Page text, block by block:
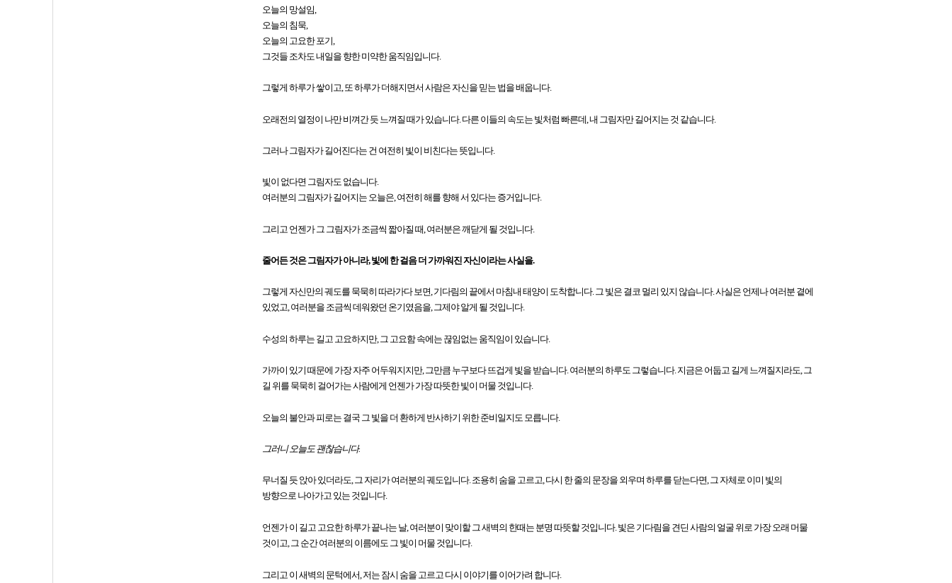
오늘의 망설임,
오늘의 침묵,
오늘의 고요한 포기,
그것들 조차도 내일을 향한 미약한 움직임입니다.
그렇게 하루가 쌓이고, 또 하루가 더해지면서 사람은 자신을 믿는 법을 배웁니다.
오래전의 열정이 나만 비껴간 듯 느껴질 때가 있습니다. 다른 이들의 속도는 빛처럼 빠른데, 내 그림자만 길어지는 것 같습니다.
그러나 그림자가 길어진다는 건 여전히 빛이 비친다는 뜻입니다.
빛이 없다면 그림자도 없습니다.
여러분의 그림자가 길어지는 오늘은, 여전히 해를 향해 서 있다는 증거입니다.
그리고 언젠가 그 그림자가 조금씩 짧아질 때, 여러분은 깨닫게 될 것입니다.
줄어든 것은 그림자가 아니라, 빛에 한 걸음 더 가까워진 자신이라는 사실을.
그렇게 자신만의 궤도를 묵묵히 따라가다 보면, 기다림의 끝에서 마침내 태양이 도착합니다. 그 빛은 결코 멀리 있지 않습니다. 사실은 언제나 여러분 곁에
있었고, 여러분을 조금씩 데워왔던 온기였음을, 그제야 알게 될 것입니다.
수성의 하루는 길고 고요하지만, 그 고요함 속에는 끊임없는 움직임이 있습니다.
가까이 있기 때문에 가장 자주 어두워지지만, 그만큼 누구보다 뜨겁게 빛을 받습니다. 여러분의 하루도 그렇습니다. 지금은 어둡고 길게 느껴질지라도, 그
길 위를 묵묵히 걸어가는 사람에게 언젠가 가장 따뜻한 빛이 머물 것입니다.
오늘의 불안과 피로는 결국 그 빛을 더 환하게 반사하기 위한 준비일지도 모릅니다.
그러니 오늘도 괜찮습니다.
무너질 듯 앉아 있더라도, 그 자리가 여러분의 궤도입니다. 조용히 숨을 고르고, 다시 한 줄의 문장을 외우며 하루를 닫는다면, 그 자체로 이미 빛의
방향으로 나아가고 있는 것입니다.
언젠가 이 길고 고요한 하루가 끝나는 날, 여러분이 맞이할 그 새벽의 한때는 분명 따뜻할 것입니다. 빛은 기다림을 견딘 사람의 얼굴 위로 가장 오래 머물
것이고, 그 순간 여러분의 이름에도 그 빛이 머물 것입니다.
그리고 이 새벽의 문턱에서, 저는 잠시 숨을 고르고 다시 이야기를 이어가려 합니다.